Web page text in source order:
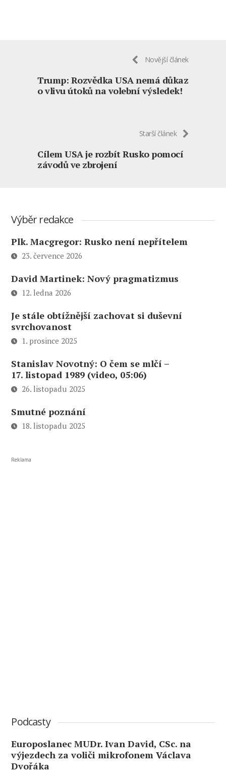
Novější článek
Trump: Rozvědka USA nemá důkaz
o vlivu útoků na volební výsledek!
Starší článek
Cílem USA je rozbít Rusko pomocí
závodů ve zbrojení
Výběr redakce
Plk. Macgregor: Rusko není nepřítelem
23. července 2026
David Martinek: Nový pragmatizmus
12. ledna 2026
Je stále obtížnější zachovat si duševní
svrchovanost
1. prosince 2025
Stanislav Novotný: O čem se mlčí –
17. listopad 1989 (video, 05:06)
26. listopadu 2025
Smutné poznání
18. listopadu 2025
Reklama
Podcasty
Europoslanec MUDr. Ivan David, CSc. na
výjezdech za voliči mikrofonem Václava
Dvořáka